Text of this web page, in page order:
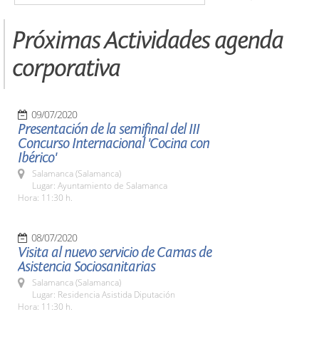
Próximas Actividades agenda
corporativa
09/07/2020
Presentación de la semifinal del III
Concurso Internacional 'Cocina con
Ibérico'
Salamanca (Salamanca)
Lugar: Ayuntamiento de Salamanca
Hora: 11:30 h.
08/07/2020
Visita al nuevo servicio de Camas de
Asistencia Sociosanitarias
Salamanca (Salamanca)
Lugar: Residencia Asistida Diputación
Hora: 11:30 h.